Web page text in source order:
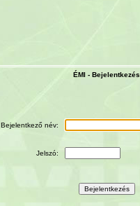
ÉMI - Bejelentkezés
Bejelentkező név:
Jelszó: